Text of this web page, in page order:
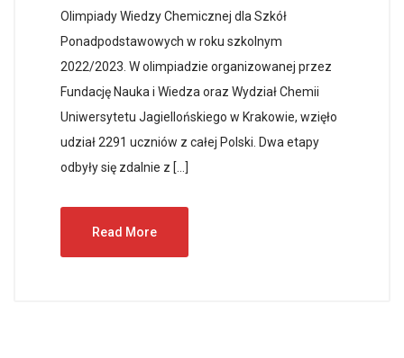
Olimpiady Wiedzy Chemicznej dla Szkół
Ponadpodstawowych w roku szkolnym
2022/2023. W olimpiadzie organizowanej przez
Fundację Nauka i Wiedza oraz Wydział Chemii
Uniwersytetu Jagiellońskiego w Krakowie, wzięło
udział 2291 uczniów z całej Polski. Dwa etapy
odbyły się zdalnie z […]
Read More